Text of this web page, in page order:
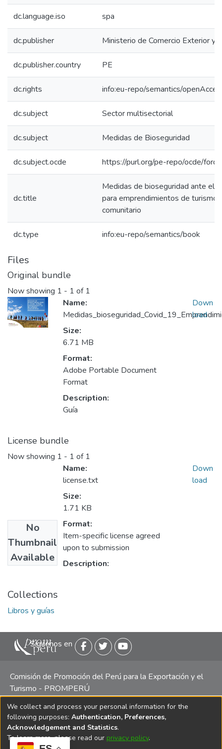
dc.language.iso spa
dc.publisher Ministerio de Comercio Exterior y
dc.publisher.country PE
dc.rights info:eu-repo/semantics/
dc.subject Sector multisectorial
dc.subject Medidas de Bioseguridad
dc.subject.ocde https://purl.org/pe-repo/ocde/
dc.title
Medidas de bioseguridad ante el
para emprendimientos de turismo
comunitario
dc.type info:eu-repo/semantics/book
Files
Original bundle
Now showing 1 - 1 of 1
Name:
Size:
6.71 MB
Format:
Adobe Portable Document
Format
Description:
Guía
Down
load
License bundle
Now showing 1 - 1 of 1
No
Thumbnail
Available
Name:
license.txt
Size:
1.71 KB
Format:
Item-specific license agreed
upon to submission
Description:
Down
load
Collections
Libros y guías
Siguenos en
Comisión de Promoción del Perú para la Exportación y el
Turismo - PROMPERÚ
Central telefónica: (511) 616 7300 / 616 7400 Calle Uno
Oeste 50, Edificio Mincetur, Pisos 13 y 14, San Isidro -
Lima
We collect and process your personal information for the
following purposes: Authentication, Preferences,
Acknowledgement and Statistics.
To learn more, please read our privacy policy.